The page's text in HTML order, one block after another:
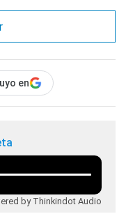
en
by Thinkindot Audio